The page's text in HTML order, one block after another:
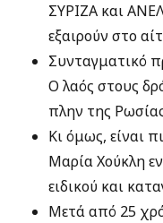
ΣΥΡΙΖΑ και
εξαιρούν στο
Συνταγματικό
Ο λαός στους
πλην της
Κι όμως, είναι
Μαρία Χούκλη
ειδικού και
Μετά από 25